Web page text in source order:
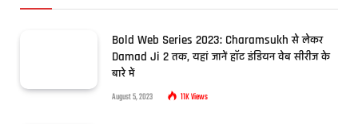
Bold Web Series 2023: Charamsukh से लेकर
Damad Ji 2 तक, यहां जानें हॉट इंडियन वेब सीरीज के
बारे में
August 5, 2023 11KViews